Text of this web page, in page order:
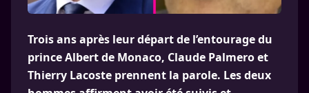
Trois ans après leur départ de l’entourage du
prince Albert de Monaco, Claude Palmero et
Thierry Lacoste prennent la parole. Les deux